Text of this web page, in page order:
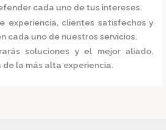
cada uno de tus intereses.
experiencia, clientes satisfechos y
cada uno de nuestros servicios.
soluciones y el mejor aliado.
la más alta experiencia.